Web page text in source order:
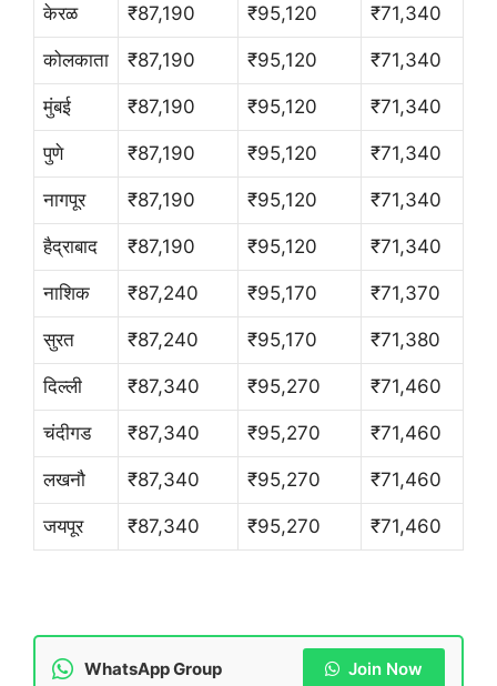
केरळ ₹87,190 ₹95,120 ₹71,340
कोलकाता ₹87,190 ₹95,120 ₹71,340
मुंबई ₹87,190 ₹95,120 ₹71,340
पुणे ₹87,190 ₹95,120 ₹71,340
नागपूर ₹87,190 ₹95,120 ₹71,340
हैद्राबाद ₹87,190 ₹95,120 ₹71,340
नाशिक ₹87,240 ₹95,170 ₹71,370
सुरत ₹87,240 ₹95,170 ₹71,380
दिल्ली ₹87,340 ₹95,270 ₹71,460
चंदीगड ₹87,340 ₹95,270 ₹71,460
लखनौ ₹87,340 ₹95,270 ₹71,460
जयपूर ₹87,340 ₹95,270 ₹71,460
WhatsApp Group Join Now